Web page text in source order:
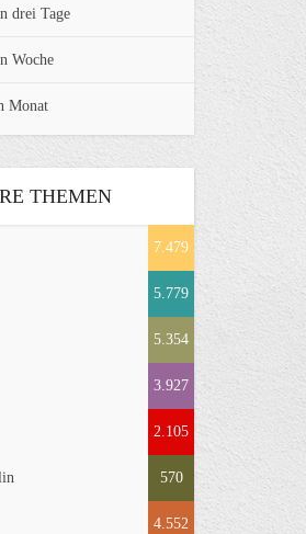
drei Tage
Woche
Monat
THEMEN
7.479
5.779
5.354
3.927
2.105
570
4.552